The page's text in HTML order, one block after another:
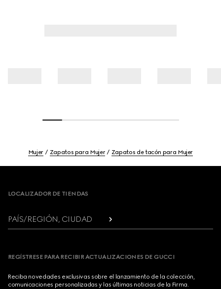
Mujer Zapatos para Mujer Zapatos de tacón para Mujer
LOCALIZADOR DE TIENDAS
PAÍS/REGIÓN, CIUDAD
REGÍSTRESE PARA RECIBIR ACTUALIZACIONES DE GUCCI
Reciba novedades exclusivas sobre el lanzamiento de la colección,
comunicaciones personalizadas y las últimas noticias de la Firma.